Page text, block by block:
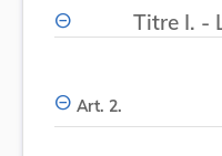
Titre I. -
Art. 2.